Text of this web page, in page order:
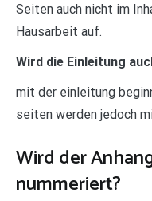
Seiten auch nicht im
Hausarbeit auf.
Wird die Einleitung
mit der einleitung
seiten werden jedoch
Wird der
nummeriert?